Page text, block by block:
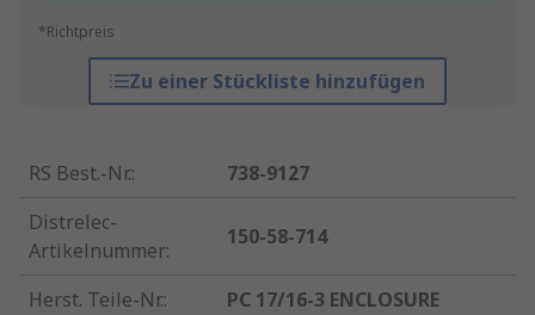
*Richtpreis
Zu einer Stückliste hinzufügen
RS Best.-Nr.:
738-9127
Distrelec-
Artikelnummer:
150-58-714
Herst. Teile-Nr.:
PC 17/16-3 ENCLOSURE